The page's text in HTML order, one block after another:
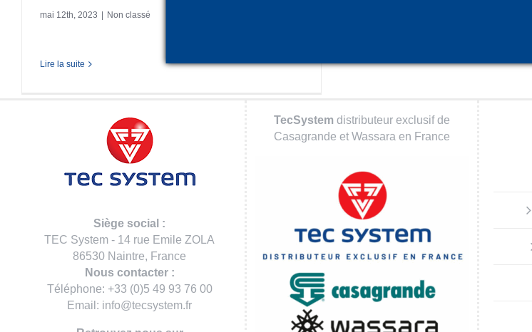
mai 12th, 2023 | Non classé
Lire la suite
Siège social :
TEC System - 14 rue Emile ZOLA
86530 Naintre, France
Nous contacter :
Téléphone: +33 (0)5 49 93 76 00
Email: info@tecsystem.fr
TecSystem distributeur exclusif de
Casagrande et Wassara en France